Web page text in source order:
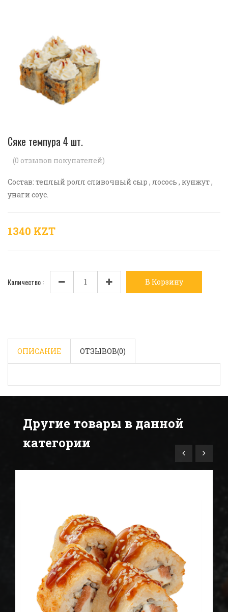
Сяке темпура 4 шт.
(0 отзывов покупателей)
Состав: теплый ролл сливочный сыр , лосось , кунжут ,
унаги соус.
1340 KZT
Количество : В Корзину
ОПИСАНИЕ ОТЗЫВОВ(0)
Другие товары в данной
категории